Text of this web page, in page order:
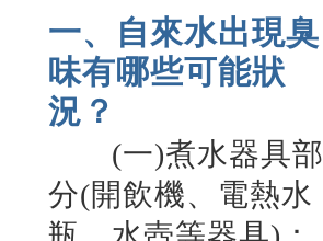
一、自來水出現臭
味有哪些可能狀
況？
(一)煮水器具部
分(開飲機、電熱水